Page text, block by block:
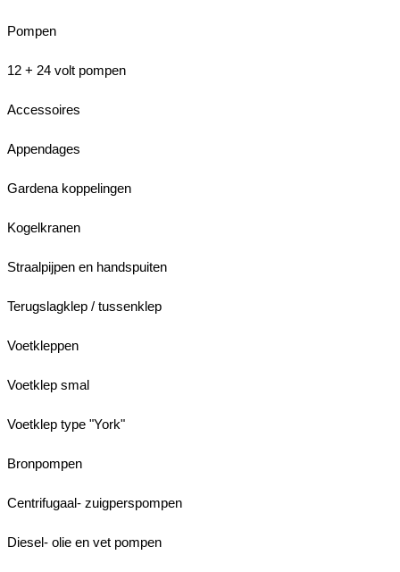
Pompen
12 + 24 volt pompen
Accessoires
Appendages
Gardena koppelingen
Kogelkranen
Straalpijpen en handspuiten
Terugslagklep / tussenklep
Voetkleppen
Voetklep smal
Voetklep type "York"
Bronpompen
Centrifugaal- zuigperspompen
Diesel- olie en vet pompen